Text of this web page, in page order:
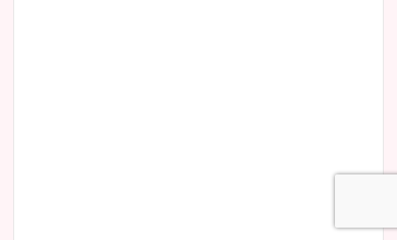
大家彩香アナのかわいいカッ